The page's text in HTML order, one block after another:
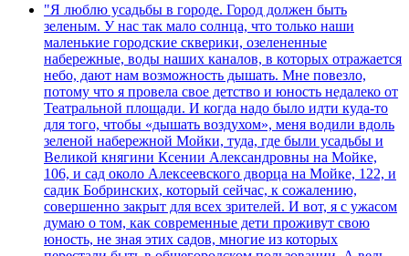
"Я люблю усадьбы в городе. Город должен быть
зеленым. У нас так мало солнца, что только наши
маленькие городские скверики, озелененные
набережные, воды наших каналов, в которых отражается
небо, дают нам возможность дышать. Мне повезло,
потому что я провела свое детство и юность недалеко от
Театральной площади. И когда надо было идти куда-то
для того, чтобы «дышать воздухом», меня водили вдоль
зеленой набережной Мойки, туда, где были усадьбы и
Великой княгини Ксении Александровны на Мойке,
106, и сад около Алексеевского дворца на Мойке, 122, и
садик Бобринских, который сейчас, к сожалению,
совершенно закрыт для всех зрителей. И вот, я с ужасом
думаю о том, как современные дети проживут свою
юность, не зная этих садов, многие из которых